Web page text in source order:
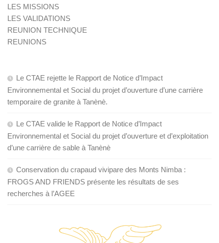
LES MISSIONS
LES VALIDATIONS
REUNION TECHNIQUE
REUNIONS
Le CTAE rejette le Rapport de Notice d’Impact
Environnemental et Social du projet d’ouverture d’une carrière
temporaire de granite à Tanènè.
Le CTAE valide le Rapport de Notice d’Impact
Environnemental et Social du projet d’ouverture et d’exploitation
d’une carrière de sable à Tanènè
Conservation du crapaud vivipare des Monts Nimba :
FROGS AND FRIENDS présente les résultats de ses
recherches à l’AGEE